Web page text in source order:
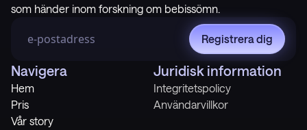
som händer inom forskning om bebissömn.
Registrera dig
Navigera
Hem
Pris
Vår story
Juridisk information
Integritetspolicy
Användarvillkor